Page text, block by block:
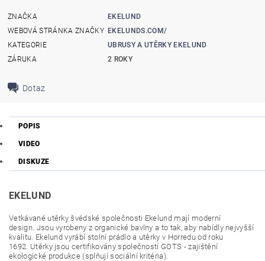
ZNAČKA
EKELUND
WEBOVÁ STRÁNKA ZNAČKY EKELUNDS.COM/
KATEGORIE
UBRUSY A UTĚRKY EKELUND
ZÁRUKA
2 ROKY
Dotaz
POPIS
VIDEO
DISKUZE
EKELUND
Vetkávané utěrky švédské společnosti Ekelund mají moderní
design. Jsou vyrobeny z organické bavlny a to tak, aby nabídly nejvyšší
kvalitu. Ekelund vyrábí stolní prádlo a utěrky v Horredu od roku
1692. Utěrkyjsou certifikovány společností GOTS - zajištění
ekologické produkce (splňují sociální kritéria).